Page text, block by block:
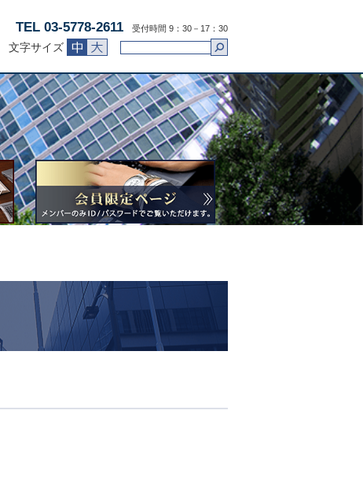
TEL 03-5778-2611 受付時間 9：30－17：30
文字サイズ